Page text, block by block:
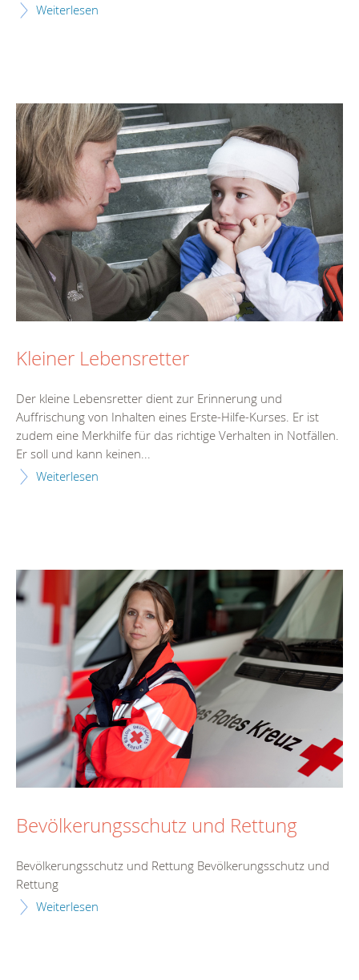
Weiterlesen
Kleiner Lebensretter
Der kleine Lebensretter dient zur Erinnerung und
Auffrischung von Inhalten eines Erste-Hilfe-Kurses. Er ist
zudem eine Merkhilfe für das richtige Verhalten in Notfällen.
Er soll und kann keinen...
Weiterlesen
Bevölkerungsschutz und Rettung
Bevölkerungsschutz und Rettung Bevölkerungsschutz und
Rettung
Weiterlesen